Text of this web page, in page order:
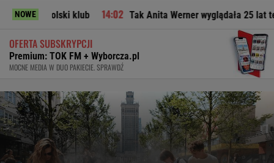
NOWE
klub Tak Anita Werner wyglądała 25 lat temu. "Pamiętam
OFERTA SUBSKRYPCJI
Premium: TOK FM + Wyborcza.pl
MOCNE MEDIA W DUO PAKIECIE. SPRAWDŹ